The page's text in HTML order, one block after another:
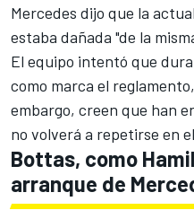
Mercedes dijo que la
estaba dañada "de la
El equipo intentó que
como marca el
embargo, creen que han
no volverá a repetirse en
Bottas, como
arranque de